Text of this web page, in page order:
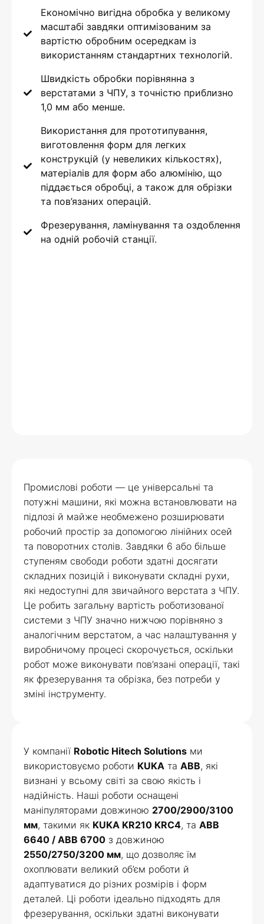
Економічно вигідна обробка у великому
масштабі завдяки оптимізованим за
вартістю обробним осередкам із
використанням стандартних технологій.
Швидкість обробки порівнянна з
верстатами з ЧПУ, з точністю приблизно
1,0 мм або менше.
Використання для прототипування,
виготовлення форм для легких
конструкцій (у невеликих кількостях),
матеріалів для форм або алюмінію, що
піддається обробці, а також для обрізки
та пов’язаних операцій.
Фрезерування, ламінування та оздоблення
на одній робочій станції.
Промислові роботи — це універсальні та
потужні машини, які можна встановлювати на
підлозі й майже необмежено розширювати
робочий простір за допомогою лінійних осей
та поворотних столів. Завдяки 6 або більше
ступеням свободи роботи здатні досягати
складних позицій і виконувати складні рухи,
які недоступні для звичайного верстата з ЧПУ.
Це робить загальну вартість роботизованої
системи з ЧПУ значно нижчою порівняно з
аналогічним верстатом, а час налаштування у
виробничому процесі скорочується, оскільки
робот може виконувати пов’язані операції, такі
як фрезерування та обрізка, без потреби у
зміні інструменту.
У компанії Robotic Hitech Solutions ми
використовуємо роботи KUKA та ABB, які
визнані у всьому світі за свою якість і
надійність. Наші роботи оснащені
маніпуляторами довжиною 2700/2900/3100
мм, такими як KUKA KR210 KRC4, та ABB
6640 / ABB 6700 з довжиною
2550/2750/3200 мм, що дозволяє їм
охоплювати великий об’єм роботи й
адаптуватися до різних розмірів і форм
деталей. Ці роботи ідеально підходять для
фрезерування, оскільки здатні виконувати